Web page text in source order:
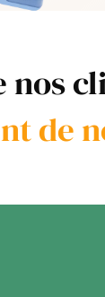
nos
de